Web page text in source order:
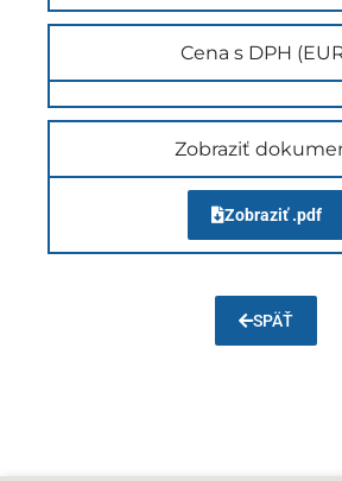
Cena s DPH
Zobraziť
Zobraziť .pdf
SPÄŤ